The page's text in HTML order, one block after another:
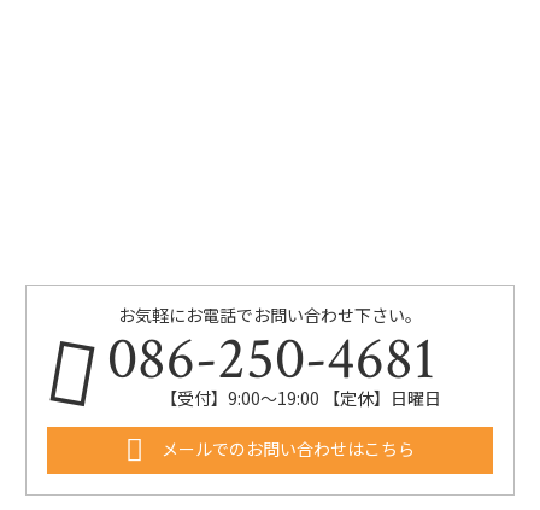
お気軽にお電話でお問い合わせ下さい。
086-250-4681
【受付】9:00〜19:00 【定休】日曜日
メールでのお問い合わせはこちら